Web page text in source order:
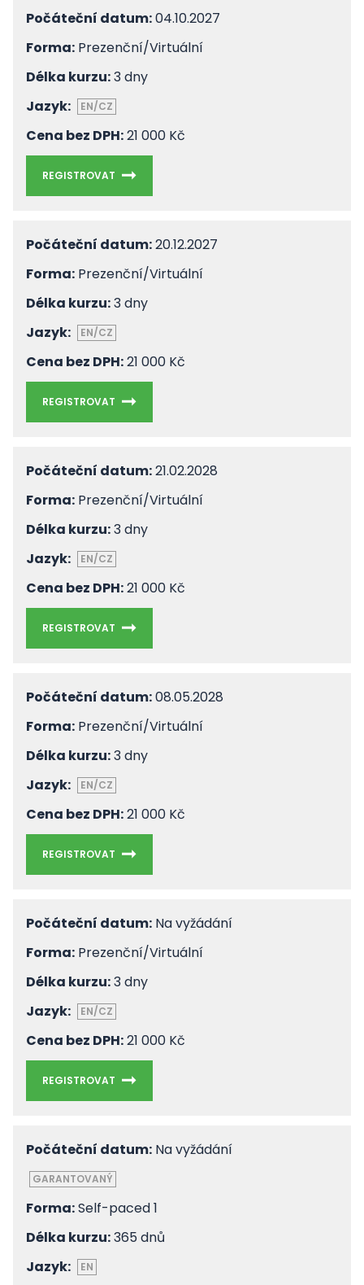
Počáteční datum:04.10.2027
Forma: Prezenční/Virtuální
Délka kurzu:3 dny
Jazyk:
EN/CZ
Cena bez DPH:21 000 Kč
REGISTROVAT
Počáteční datum:20.12.2027
Forma: Prezenční/Virtuální
Délka kurzu:3 dny
Jazyk:
EN/CZ
Cena bez DPH:21 000 Kč
REGISTROVAT
Počáteční datum:21.02.2028
Forma: Prezenční/Virtuální
Délka kurzu:3 dny
Jazyk:
EN/CZ
Cena bez DPH:21 000 Kč
REGISTROVAT
Počáteční datum:08.05.2028
Forma: Prezenční/Virtuální
Délka kurzu:3 dny
Jazyk:
EN/CZ
Cena bez DPH:21 000 Kč
REGISTROVAT
Počáteční datum: Na vyžádání
Forma: Prezenční/Virtuální
Délka kurzu:3 dny
Jazyk:
EN/CZ
Cena bez DPH:21 000 Kč
REGISTROVAT
Počáteční datum: Na vyžádání
GARANTOVANÝ
Forma:Self-paced 1
Délka kurzu:365 dnů
Jazyk:
EN